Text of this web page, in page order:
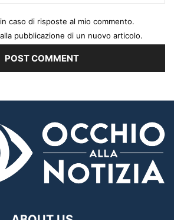
caso di risposte al mio commento.
pubblicazione di un nuovo articolo.